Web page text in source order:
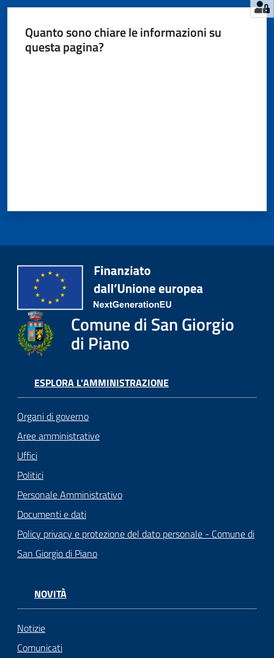
Quanto sono chiare le informazioni su
questa pagina?
Comune di San Giorgio
di Piano
ESPLORA L'AMMINISTRAZIONE
Organi di governo
Aree amministrative
Uffici
Politici
Personale Amministrativo
Documenti e dati
Policy privacy e protezione del dato personale - Comune di
San Giorgio di Piano
NOVITÀ
Notizie
Comunicati